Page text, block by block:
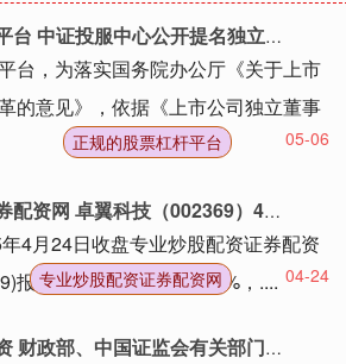
服中心公开提名独立董事并征集投资者表决权
台，为落实国务院办公厅《关于上市
的意见》，依据《上市公司独立董事
05-06
正规的股票杠杆平台
技（002369）4月24日主力资金净卖出2347.18万元
4月24日收盘专业炒股配资证券配资
报收于8.43元，下跌5.28%，.... 04-24
专业炒股配资证券配资网
门负责人就修订印发《会计师事务所从事证券服务业务备案管理办法》答记者问